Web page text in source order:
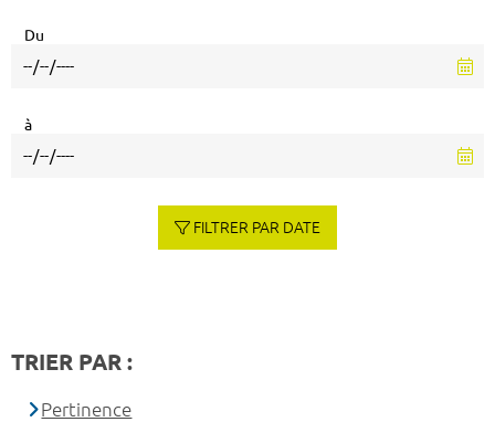
Du
à
FILTRER PAR DATE
TRIER PAR :
Pertinence